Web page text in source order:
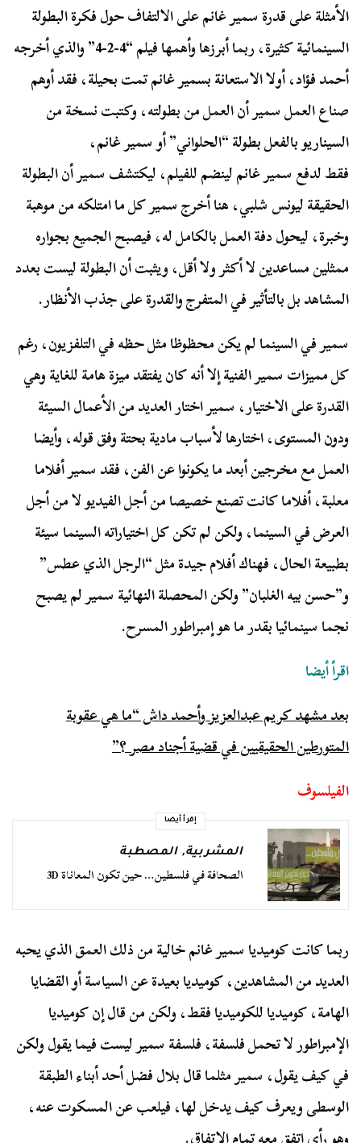
الأمثلة على قدرة سمير غانم على الالتفاف حول فكرة البطولة
السينمائية كثيرة، ربما أبرزها وأهمها فيلم “4-2-4” والذي أخرجه
أحمد فؤاد، أولا الاستعانة بسمير غانم تمت بحيلة، فقد أوهم
صناع العمل سمير أن العمل من بطولته، وكتبت نسخة من
السيناريو بالفعل بطولة “الحلواني” أو سمير غانم،
فقط لدفع سمير غانم لينضم للفيلم، ليكتشف سمير أن البطولة
الحقيقة ليونس شلبي، هنا أخرج سمير كل ما امتلكه من موهبة
وخبرة، ليحول دفة العمل بالكامل له، فيصبح الجميع بجواره
ممثلين مساعدين لا أكثر ولا أقل، ويثبت أن البطولة ليست بعدد
المشاهد بل بالتأثير في المتفرج والقدرة على جذب الأنظار.
سمير في السينما لم يكن محظوظا مثل حظه في التلفزيون، رغم
كل مميزات سمير الفنية إلا أنه كان يفتقد ميزة هامة للغاية وهي
القدرة على الاختيار، سمير اختار العديد من الأعمال السيئة
ودون المستوى، اختارها لأسباب مادية بحتة وفق قوله، وأيضا
العمل مع مخرجين أبعد ما يكونوا عن الفن، فقد سمير أفلاما
معلبة، أفلاما كانت تصنع خصيصا من أجل الفيديو لا من أجل
العرض في السينما، ولكن لم تكن كل اختياراته السينما سيئة
بطبيعة الحال، فهناك أفلام جيدة مثل “الرجل الذي عطس”
و”حسن بيه الغلبان” ولكن المحصلة النهائية سمير لم يصبح
نجما سينمائيا بقدر ما هو إمبراطور المسرح.
اقرأ أيضا
بعد مشهد كريم عبدالعزيز وأحمد داش “ما هي عقوبة
المتورطين الحقيقيين في قضية أجناد مصر ؟”
الفيلسوف
إقرأ أيضا
المشربية,المصطبة
الصحافة في فلسطين… حين تكون المعاناة 3D
ربما كانت كوميديا سمير غانم خالية من ذلك العمق الذي يحبه
العديد من المشاهدين، كوميديا بعيدة عن السياسة أو القضايا
الهامة، كوميديا للكوميديا فقط، ولكن من قال إن كوميديا
الإمبراطور لا تحمل فلسفة، فلسفة سمير ليست فيما يقول ولكن
في كيف يقول، سمير مثلما قال بلال فضل أحد أبناء الطبقة
الوسطى ويعرف كيف يدخل لها، فيلعب عن المسكوت عنه،